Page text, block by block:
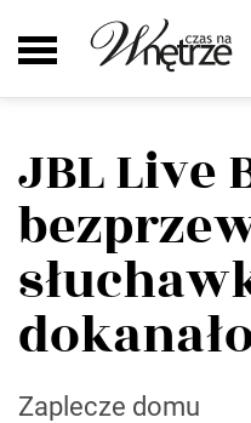
JBL Live
Zaplecze domu